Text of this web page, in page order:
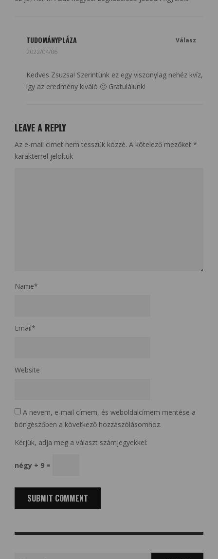
TUDOMÁNYPLÁZA
2022/04/06
Válasz
Kedves Zsuzsa! Szerintünk ez egy viszonylag nehéz kvíz,
így az eredmény kiváló 🙂 Gratulálunk!
LEAVE A REPLY
Az e-mail címet nem tesszük közzé. A kötelező mezőket *
karakterrel jelöltük
Name*
Email*
Website
A nevem, e-mail címem, és weboldalcímem mentése a
böngészőben a következő hozzászólásomhoz.
Kérjük, adja meg a választ számjegyekkel:
négy + 9 =